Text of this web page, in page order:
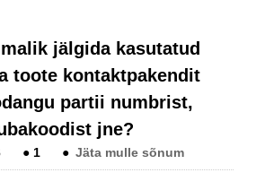
jälgida kasutatud
toote kontaktpakendit
partii numbrist,
jne?
● 1 ● Jäta mulle sõnum